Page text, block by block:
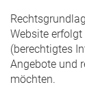
Website erfolgt
(berechtigtes
Angebote und
möchten.